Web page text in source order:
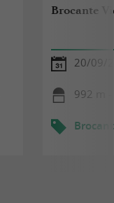
Brocante
20/09/
992 m